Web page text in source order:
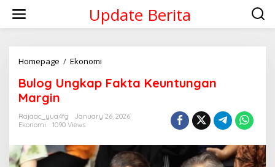
content
Update Berita
Homepage / Ekonomi
Fakta
Bulog Ungkap Fakta Keuntungan
Margin
Rajaac_yua4fg
January 26, 2026
Ekonomi
1090 Views